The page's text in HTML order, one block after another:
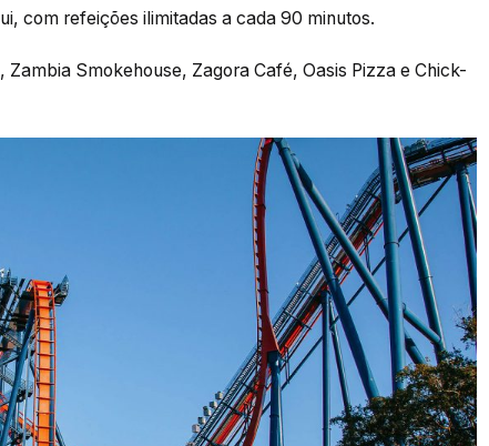
com refeições ilimitadas a cada 90 minutos.
Zambia Smokehouse, Zagora Café, Oasis Pizza e Chick-